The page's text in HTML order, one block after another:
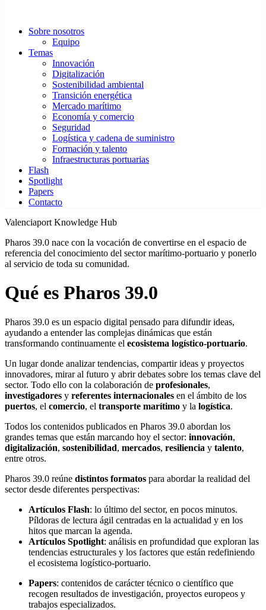
Sobre nosotros
Equipo
Temas
Innovación
Digitalización
Sostenibilidad ambiental
Transición energética
Mercado marítimo
Economía y comercio
Seguridad
Logística y cadena de suministro
Formación y talento
Infraestructuras portuarias
Flash
Spotlight
Papers
Contacto
Valenciaport Knowledge Hub
Pharos 39.0 nace con la vocación de convertirse en el espacio de
referencia del conocimiento del sector marítimo-portuario y ponerlo
al servicio de toda su comunidad.
Qué es Pharos 39.0
Pharos 39.0 es un espacio digital pensado para difundir ideas,
ayudando a entender las complejas dinámicas que están
transformando continuamente el ecosistema logístico-portuario.
Un lugar donde analizar tendencias, compartir ideas y proyectos
innovadores, mirar al futuro y abrir debates sobre los temas clave del
sector. Todo ello con la colaboración de profesionales,
investigadores y referentes internacionales en el ámbito de los
puertos, el comercio, el transporte marítimo y la logística.
Todos los contenidos publicados en Pharos 39.0 abordan los
grandes temas que están marcando hoy el sector: innovación,
digitalización, sostenibilidad, mercados, resiliencia y talento,
entre otros.
Pharos 39.0 reúne distintos formatos para abordar la realidad del
sector desde diferentes perspectivas:
Artículos Flash: lo último del sector, en pocos minutos.
Píldoras de lectura ágil centradas en la actualidad y en los
hitos que marcan la agenda.
Artículos Spotlight: análisis en profundidad que exploran las
tendencias estructurales y los factores que están redefiniendo
el ecosistema logístico-portuario.
Papers: contenidos de carácter técnico o científico que
recogen resultados de investigación, proyectos europeos y
trabajos especializados.